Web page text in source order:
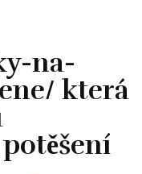
na-
která